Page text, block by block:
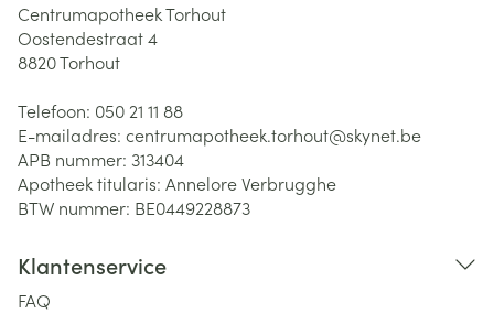
Centrumapotheek Torhout
Oostendestraat 4
8820Torhout
Telefoon: 050 21 11 88
E-mailadres: centrumapotheek.torhout@skynet.be
APB nummer: 313404
Apotheek titularis: Annelore Verbrugghe
BTW nummer: BE0449228873
Klantenservice
FAQ